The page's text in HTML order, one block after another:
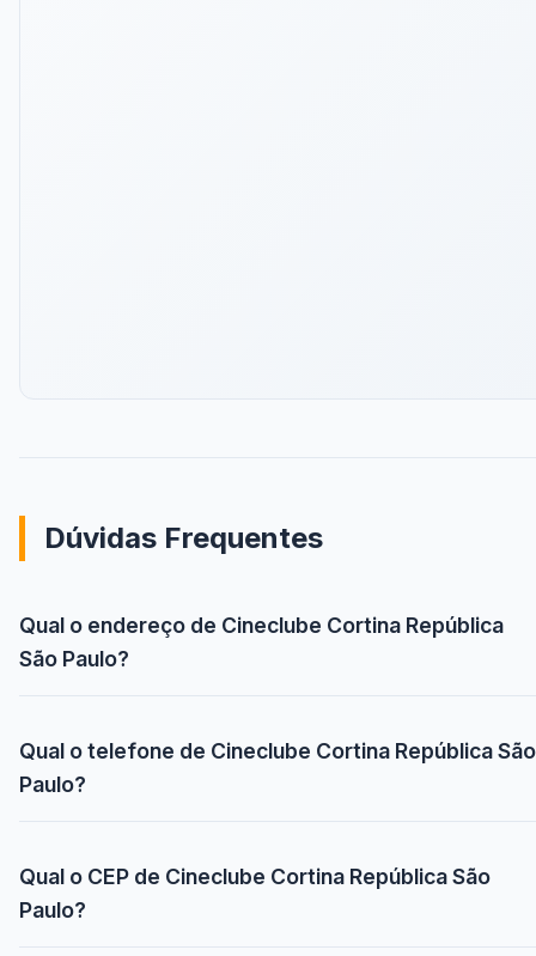
Dúvidas Frequentes
Qual o endereço de Cineclube Cortina República
São Paulo?
Qual o telefone de Cineclube Cortina República São
Paulo?
Qual o CEP de Cineclube Cortina República São
Paulo?